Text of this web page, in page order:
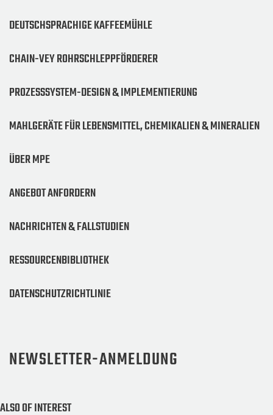
DEUTSCHSPRACHIGE KAFFEEMÜHLE
CHAIN-VEY ROHRSCHLEPPFÖRDERER
PROZESSSYSTEM-DESIGN & IMPLEMENTIERUNG
MAHLGERÄTE FÜR LEBENSMITTEL, CHEMIKALIEN & MINERALIEN
ÜBER MPE
ANGEBOT ANFORDERN
NACHRICHTEN & FALLSTUDIEN
RESSOURCENBIBLIOTHEK
DATENSCHUTZRICHTLINIE
NEWSLETTER-ANMELDUNG
ALSO OF INTEREST